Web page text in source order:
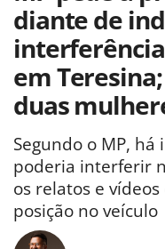
diante de
em
duas
Segundo o MP,
poderia interferir
os relatos e
posição no veículo